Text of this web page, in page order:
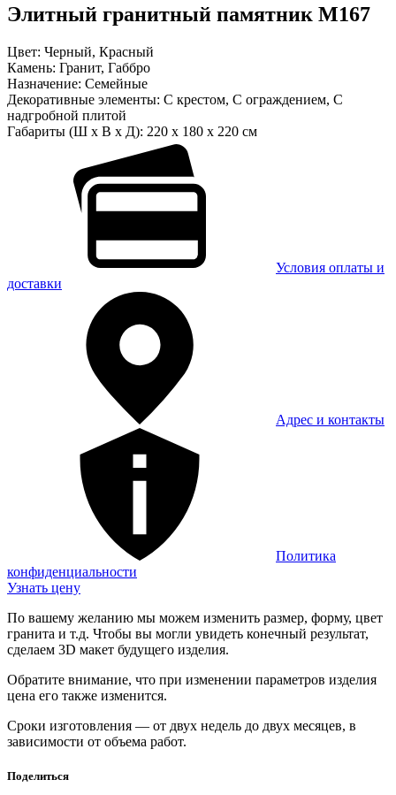
Элитный гранитный памятник М167
Цвет: Черный, Красный
Камень: Гранит, Габбро
Назначение: Семейные
Декоративные элементы: С крестом, С ограждением, С
надгробной плитой
Габариты (Ш x В x Д): 220 x 180 x 220 см
Условия оплаты и
доставки
Адрес и контакты
Политика
конфиденциальности
Узнать цену
По вашему желанию мы можем изменить размер, форму, цвет
гранита и т.д. Чтобы вы могли увидеть конечный результат,
сделаем 3D макет будущего изделия.
Обратите внимание, что при изменении параметров изделия
цена его также изменится.
Сроки изготовления — от двух недель до двух месяцев, в
зависимости от объема работ.
Поделиться